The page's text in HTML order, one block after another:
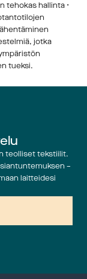
tehokas hallinta •
jotka
tueksi.
teolliset tekstiilit.
–
laitteidesi